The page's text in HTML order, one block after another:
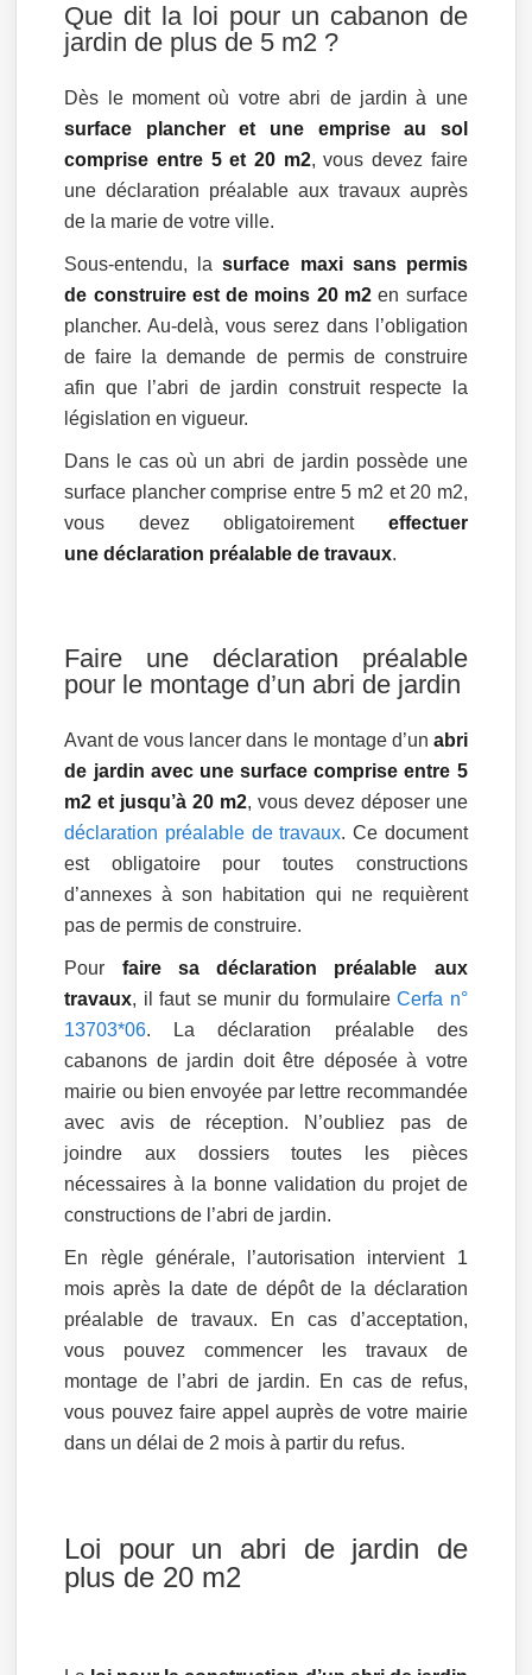
Que dit la loi pour un cabanon de
jardin de plus de 5 m2 ?
Dès le moment où votre abri de jardin à une
surface plancher et une emprise au sol
comprise entre 5 et 20 m2, vous devez faire
une déclaration préalable aux travaux auprès
de la marie de votre ville.
Sous-entendu, lasurface maxi sans permis
de construire est de moins 20 m2 en surface
plancher. Au-delà, vous serez dans l’obligation
de faire la demande de permis de construire
afin que l’abri de jardin construit respecte la
législation en vigueur.
Dans le cas où un abri de jardin possède une
surface plancher comprise entre 5 m2 et 20 m2,
vous devez obligatoirement effectuer
une déclaration préalable de travaux.
Faire une déclaration préalable
pour le montage d’un abri de jardin
Avant de vous lancer dans le montage d’un abri
de jardin avec une surface comprise entre 5
m2 et jusqu’à 20 m2, vous devez déposer une
déclaration préalable de travaux. Ce document
est obligatoire pour toutes constructions
d’annexes à son habitation qui ne requièrent
pas de permis de construire.
Pour faire sa déclaration préalable aux
travaux, il faut se munir du formulaireCerfa n°
13703*06. La déclaration préalable des
cabanons de jardin doit être déposée à votre
mairie ou bien envoyée par lettre recommandée
avec avis de réception. N’oubliez pas de
joindre aux dossiers toutes les pièces
nécessaires à la bonne validation du projet de
constructions de l’abri de jardin.
En règle générale, l’autorisation intervient 1
mois après la date de dépôt de la déclaration
préalable de travaux. En cas d’acceptation,
vous pouvez commencer les travaux de
montage de l’abri de jardin. En cas de refus,
vous pouvez faire appel auprès de votre mairie
dans un délai de 2 mois à partir du refus.
Loi pour un abri de jardin de
plus de 20 m2